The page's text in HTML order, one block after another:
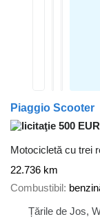
Piaggio Scooter
500 EUR
Motocicletă cu trei
22.736 km
Combustibil
Țările de Jos,